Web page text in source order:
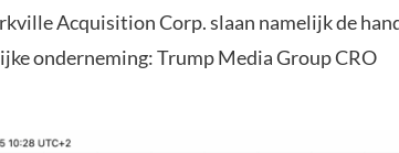
Acquisition Corp. slaan namelijk de
onderneming: Trump Media Group CRO